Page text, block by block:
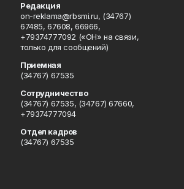
Редакция
on-reklama@rbsmi.ru, (34767)
67485, 67608, 66966,
+79374777092 («ОН» на связи,
только для сообщений)
Приемная
(34767) 67535
Сотрудничество
(34767) 67535, (34767) 67660,
+79374777094
Отдел кадров
(34767) 67535